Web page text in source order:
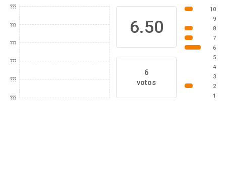
???
???
???
???
???
???
6.50
6
votos
10
9
8
7
6
5
4
3
2
1